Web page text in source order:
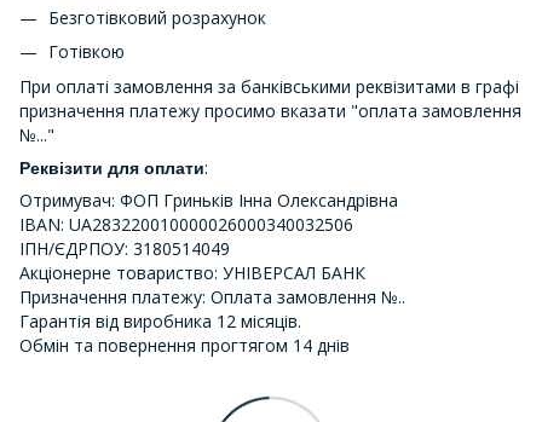
Безготівковий розрахунок
Готівкою
При оплаті замовлення за банківськими реквізитами в графі
призначення платежу просимо вказати "оплата замовлення
№..."
Реквізити для оплати:
Отримувач: ФОП Гриньків Інна Олександрівна
IBAN: UA283220010000026000340032506
ІПН/ЄДРПОУ: 3180514049
Акціонерне товариство: УНІВЕРСАЛ БАНК
Призначення платежу: Оплата замовлення №..
Гарантія від виробника 12 місяців.
Обмін та повернення прогтягом 14 днів